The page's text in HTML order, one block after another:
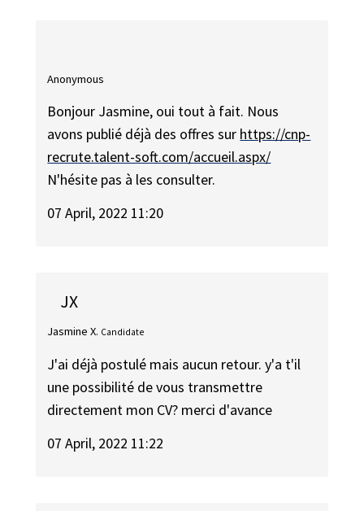
Anonymous
Bonjour Jasmine, oui tout à fait. Nous
avons publié déjà des offres sur https://cnp-
recrute.talent-soft.com/accueil.aspx/
N'hésite pas à les consulter.
07 April, 2022 11:20
JX
Jasmine X. Candidate
J'ai déjà postulé mais aucun retour. y'a t'il
une possibilité de vous transmettre
directement mon CV? merci d'avance
07 April, 2022 11:22